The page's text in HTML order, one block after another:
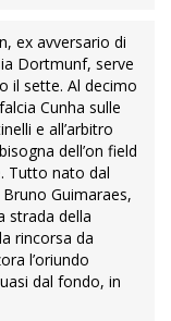
ex avversario di
Dortmunf, serve
il sette. Al decimo
Cunha sulle
e all’arbitro
dell’on field
Tutto nato dal
Guimaraes,
strada della
rincorsa da
l’oriundo
dal fondo, in